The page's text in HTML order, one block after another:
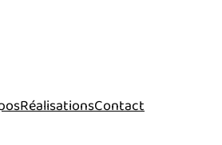
RéalisationsContact